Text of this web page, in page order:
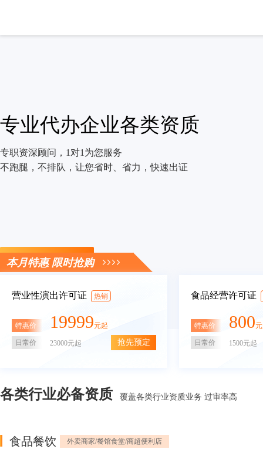
专业代办企业各类资质
专职资深顾问，1对1为您服务
不跑腿，不排队，让您省时、省力，快速出证
立即咨询
本月特惠 限时抢购
营业性演出许可证 热销
特惠价 19999元起
日常价 23000元起 抢先预定
食品经营许可证
特惠价 800
日常价 1500元起
各类行业必备资质 覆盖各类行业资质业务 过审率高
食品餐饮 外卖商家/餐馆食堂/商超便利店